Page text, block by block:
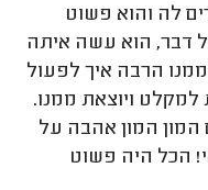
לה והוא פשוט
דבר, הוא עשה איתה
ממנו הרבה איך לפעול
למקלט ויוצאת ממנו.
המון המון אהבה על
הכל היה פשוט